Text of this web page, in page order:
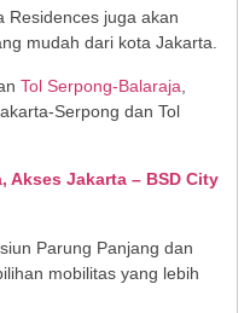
Residences juga akan
mudah dari kota Jakarta.
Tol Serpong-Balaraja
Serpong dan Tol
Akses Jakarta – BSD City
Parung Panjang dan
mobilitas yang lebih